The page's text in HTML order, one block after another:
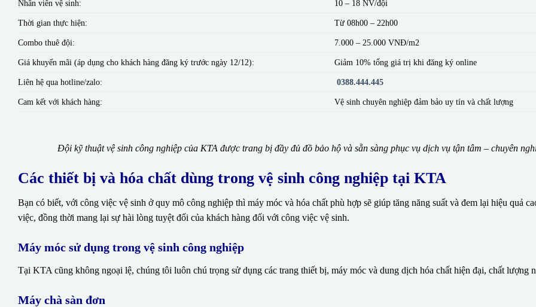
Nhân viên vệ sinh: 10 – 18 NV/đội
Thời gian thực hiện: Từ 08h00 – 22h00
Combo thuê đội: 7.000 – 25.000 VNĐ/m2
Giá khuyến mãi (áp dụng cho khách hàng đăng ký trước ngày 12/12): Giảm 10% tổng giá trị khi đăng ký online
Liên hệ qua hotline/zalo: 0388.444.445
Cam kết với khách hàng: Vệ sinh chuyên nghiệp đảm bảo uy tín và chất lượng
Đội kỹ thuật vệ sinh công nghiệp của KTA được trang bị đầy đủ đồ bảo hộ và sẵn sàng phục vụ dịch vụ tận tâm – chuyên
Các thiết bị và hóa chất dùng trong vệ sinh công nghiệp tại KTA
Bạn có biết, với công việc vệ sinh ở quy mô công nghiệp thì máy móc và hóa chất phù hợp sẽ giúp tăng năng suất và đem lại hiệu quả
việc, đồng thời mang lại sự hài lòng tuyệt đối của khách hàng đối với công việc vệ sinh.
Máy móc sử dụng trong vệ sinh công nghiệp
Tại KTA cũng không ngoại lệ, chúng tôi luôn chú trọng sử dụng các trang thiết bị, máy móc và dung dịch hóa chất hiện đại, chất lượng
Máy chà sàn đơn